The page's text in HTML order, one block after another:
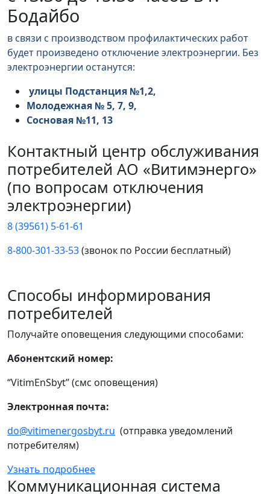
Бодайбо
в связи с производством профилактических работ
будет произведено отключение электроэнергии. Без
электроэнергии останутся:
улицы Подстанция №1,2,
Молодежная № 5, 7, 9,
Сосновая №11, 13
Контактный центр обслуживания
потребителей АО «Витимэнерго»
(по вопросам отключения
электроэнергии)
8 (39561) 5-61-61
8-800-301-33-53(звонок по России бесплатный)
Способы информирования
потребителей
Получайте оповещения следующими способами:
Абонентский номер:
“VitimEnSbyt” (смс оповещения)
Электронная почта:
do@vitimenergosbyt.ru (отправка уведомлений
потребителям)
Узнать подробнее
Коммуникационная система